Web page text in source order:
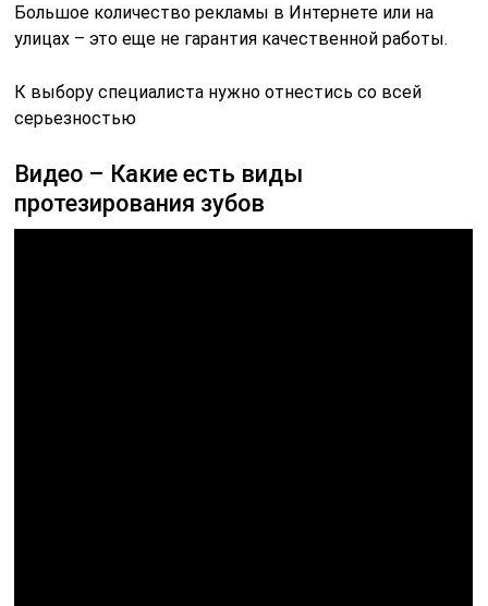
Большое количество рекламы в Интернете или на
улицах – это еще не гарантия качественной работы.
К выбору специалиста нужно отнестись со всей
серьезностью
Видео – Какие есть виды
протезирования зубов